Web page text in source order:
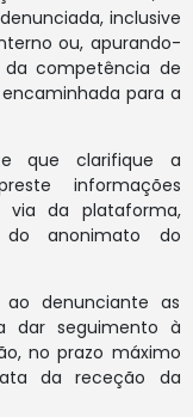
inclusive
ou, apurando-
competência de
para a
que clarifique a
informações
via da plataforma,
anonimato do
ao denunciante as
dar seguimento à
no prazo máximo
da receção da